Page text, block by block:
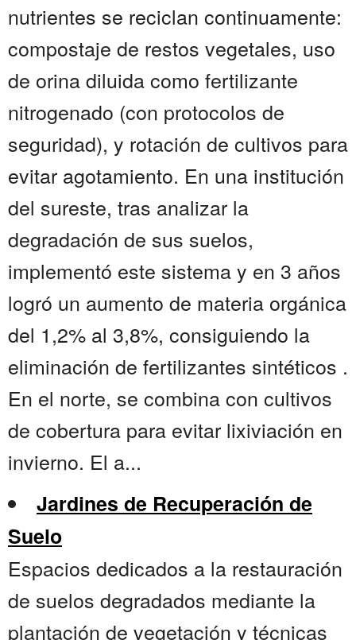
nutrientes se reciclan continuamente:
compostaje de restos vegetales, uso
de orina diluida como fertilizante
nitrogenado (con protocolos de
seguridad), y rotación de cultivos para
evitar agotamiento. En una institución
del sureste, tras analizar la
degradación de sus suelos,
implementó este sistema y en 3 años
logró un aumento de materia orgánica
del 1,2% al 3,8%, consiguiendo la
eliminación de fertilizantes sintéticos .
En el norte, se combina con cultivos
de cobertura para evitar lixiviación en
invierno. El a...
Jardines de Recuperación de
Suelo
Espacios dedicados a la restauración
de suelos degradados mediante la
plantación de vegetación y técnicas